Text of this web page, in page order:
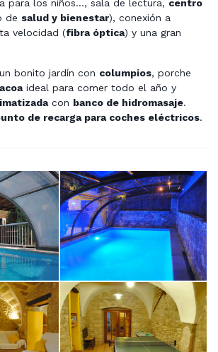
para los niños..., sala de lectura, centro
de salud y bienestar), conexión a
velocidad (fibra óptica) y una gran
bonito jardín con columpios, porche
ideal para comer todo el año y
con banco de hidromasaje.
de recarga para coches eléctricos.